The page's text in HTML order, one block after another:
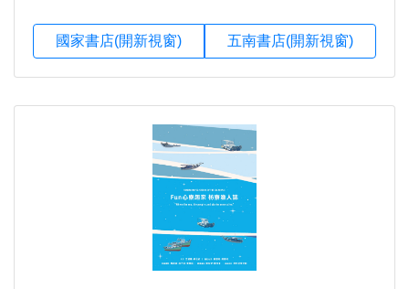
國家書店(開新視窗) 五南書店(開新視窗)